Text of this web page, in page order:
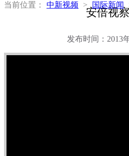
当前位置： 中新视频 > 国际新闻
安倍视
发布时间：2013